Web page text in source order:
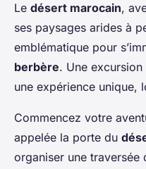
Le désert marocain,
ses paysages arides à
emblématique pour
berbère. Une excursion
une expérience unique,
Commencez votre
appelée la porte du
organiser une traversée